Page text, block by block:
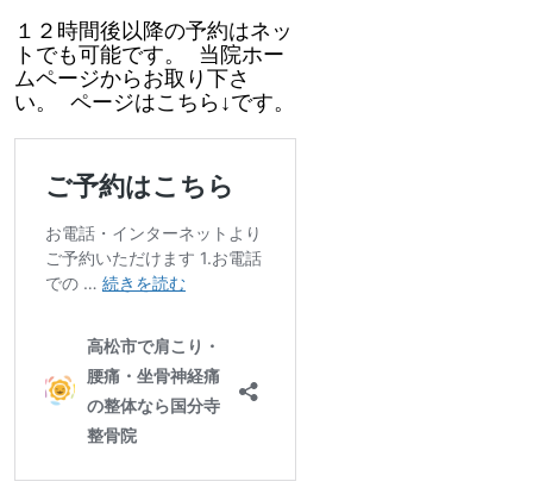
１２時間後以降の予約はネッ
トでも可能です。 当院ホー
ムページからお取り下さ
い。 ページはこちら↓です。